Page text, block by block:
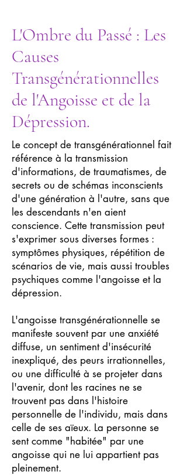
L'Ombre du Passé : Les
Causes
Transgénérationnelles
de l'Angoisse et de la
Dépression.
Le concept de transgénérationnel fait
référence à la transmission
d'informations, de traumatismes, de
secrets ou de schémas inconscients
d'une génération à l'autre, sans que
les descendants n'en aient
conscience. Cette transmission peut
s'exprimer sous diverses formes :
symptômes physiques, répétition de
scénarios de vie, mais aussi troubles
psychiques comme l'angoisse et la
dépression.
L'angoisse transgénérationnelle se
manifeste souvent par une anxiété
diffuse, un sentiment d'insécurité
inexpliqué, des peurs irrationnelles,
ou une difficulté à se projeter dans
l'avenir, dont les racines ne se
trouvent pas dans l'histoire
personnelle de l'individu, mais dans
celle de ses aïeux. La personne se
sent comme "habitée" par une
angoisse qui ne lui appartient pas
pleinement.